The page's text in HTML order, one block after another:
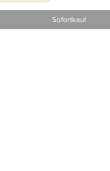
Sofortkauf